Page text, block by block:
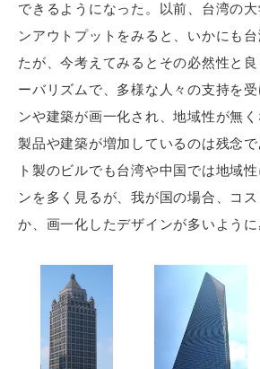
できるようになった。以前、台湾の
ンアウトプットをみると、いかにも
たが、今考えてみるとその必然性と
ーバリズムで、多様な人々の支持を
ンや建築が画一化され、地域性が無
製品や建築が増加しているのは残念
ト製のビルでも台湾や中国では地域
ンを多く見るが、我が国の場合、コ
か、画一化したデザインが多いように